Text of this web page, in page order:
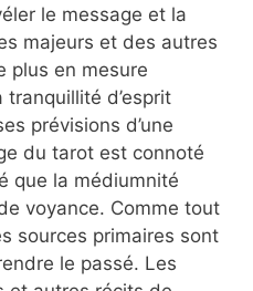
le message et la
majeurs et des autres
plus en mesure
tranquillité d’esprit
prévisions d’une
du tarot est connoté
que la médiumnité
voyance. Comme tout
sources primaires sont
le passé. Les